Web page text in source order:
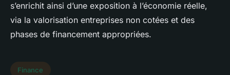
s’enrichit ainsi d’une exposition à l’économie réelle,
via la valorisation entreprises non cotées et des
phases de financement appropriées.
Finance